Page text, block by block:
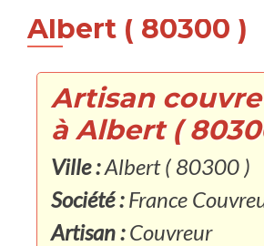
Albert ( 80300 )
Artisan
à Albert (
Ville :Albert ( 80300 )
Société :France
Artisan :Couvreur